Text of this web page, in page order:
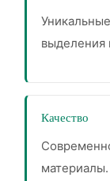
выделения
Качество
материалы.